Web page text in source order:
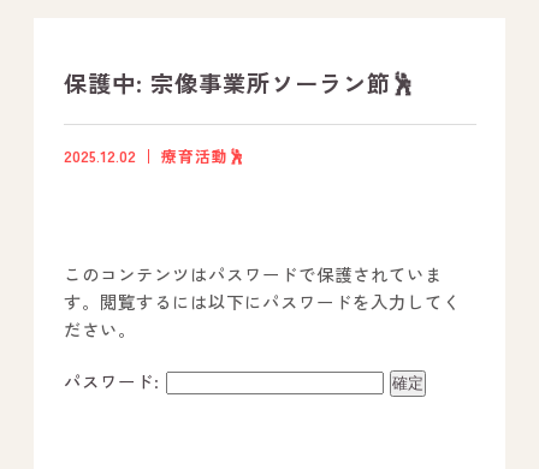
社内行事
事業所のご案内
－ オールピース宗像事業所
－ オールピース福津事業所
保護中: 宗像事業所ソーラン節🕺
2025.12.02 療育活動🕺
このコンテンツはパスワードで保護されていま
す。閲覧するには以下にパスワードを入力してく
ださい。
パスワード: